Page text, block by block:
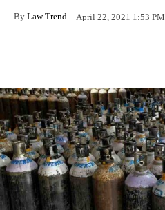
By Law Trend April 22, 2021 1:53 PM